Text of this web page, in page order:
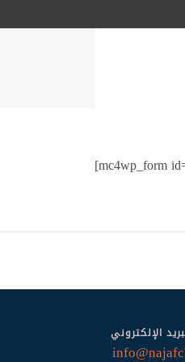
[mc4wp_form
الإلكتروني